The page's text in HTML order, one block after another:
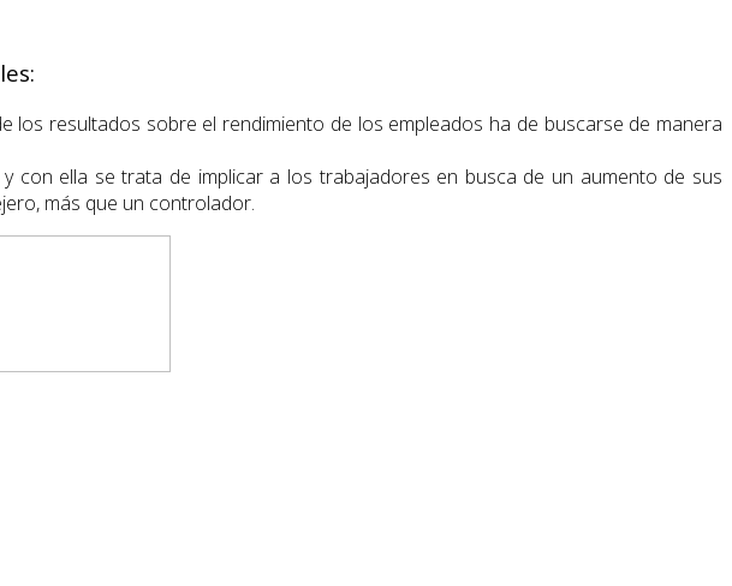
los resultados sobre el rendimiento de los empleados ha de buscarse de manera
con ella se trata de implicar a los trabajadores en busca de un aumento de sus
más que un controlador.